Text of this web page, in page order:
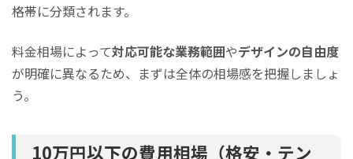
格帯に分類されます。
料金相場によって対応可能な業務範囲やデザインの自由度
が明確に異なるため、まずは全体の相場感を把握しましょ
う。
10万円以下の費用相場（格安・テン